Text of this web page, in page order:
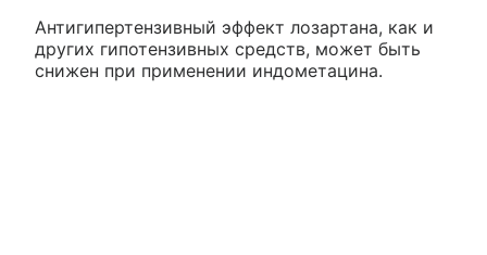
Антигипертензивный эффект лозартана, как и
других гипотензивных средств, может быть
снижен при применении индометацина.